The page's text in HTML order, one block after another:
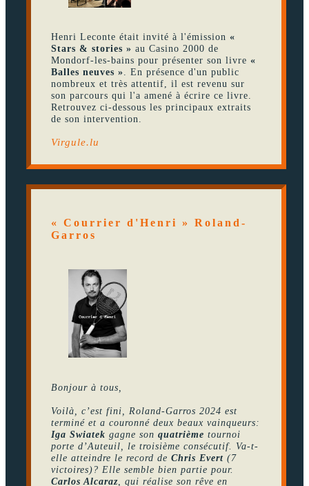
Henri Leconte était invité à l'émission«
Stars & stories » au Casino 2000 de
Mondorf-les-bains pour présenter son livre«
Balles neuves ». En présence d'un public
nombreux et très attentif, il est revenu sur
son parcours qui l'a amené à écrire ce livre.
Retrouvez ci-dessous les principaux extraits
de son intervention.
Virgule.lu
« Courrier d'Henri » Roland-
Garros
Bonjour à tous,
Voilà, c’est fini, Roland-Garros 2024 est
terminé et a couronné deux beaux vainqueurs:
Iga Swiatek gagne sonquatrième tournoi
porte d’Auteuil, le troisième consécutif. Va-t-
elle atteindre le record deChris Evert (7
victoires)? Elle semble bien partie pour.
Carlos Alcaraz , qui réalise son rêve en